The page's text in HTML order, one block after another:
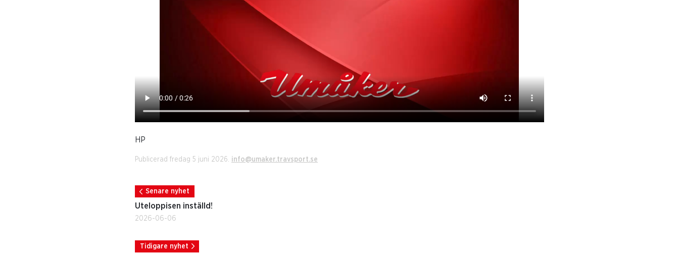
HP
Publicerad fredag 5 juni 2026. info@umaker.travsport.se
Senare nyhet
Uteloppisen inställd!
2026-06-06
Tidigare nyhet